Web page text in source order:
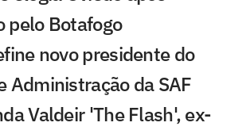
pelo Botafogo
novo presidente do
Administração da SAF
Valdeir 'The Flash', ex-